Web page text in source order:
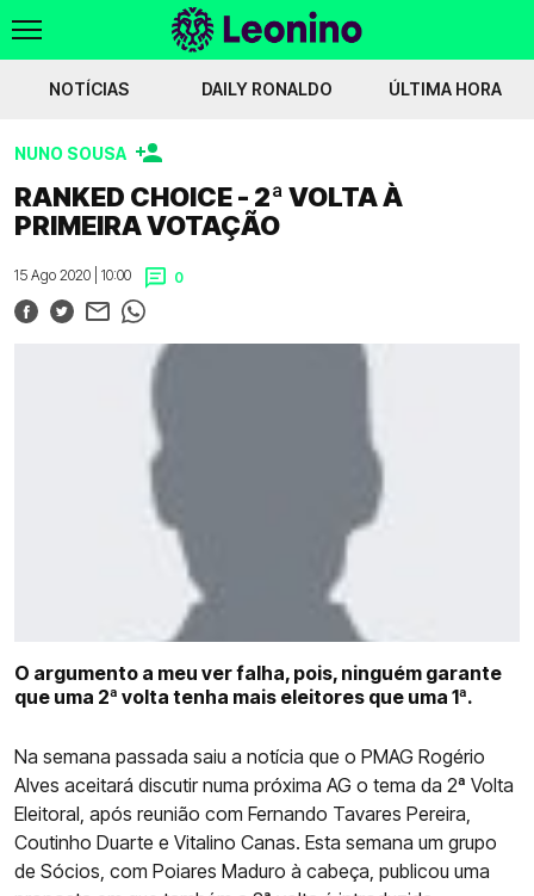
Costantino Favasuli no radar
Voltar
WIKILEONINO
NOTÍCIAS DAILY RONALDO ÚLTIMA HORA
NUNO SOUSA
RANKED CHOICE - 2ª VOLTA À
PRIMEIRA VOTAÇÃO
15 Ago 2020 | 10:00 0
O argumento a meu ver falha, pois, ninguém garante
que uma 2ª volta tenha mais eleitores que uma 1ª.
Na semana passada saiu a notícia que o PMAG Rogério
Alves aceitará discutir numa próxima AG o tema da 2ª Volta
Eleitoral, após reunião com Fernando Tavares Pereira,
Coutinho Duarte e Vitalino Canas. Esta semana um grupo
de Sócios, com Poiares Maduro à cabeça, publicou uma